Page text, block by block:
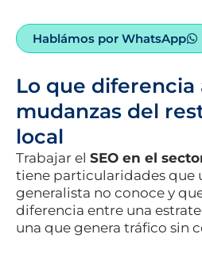
Hablámos por WhatsApp
Lo que diferencia
mudanzas del
local
Trabajar el SEO en el
tiene particularidades que
generalista no conoce y
diferencia entre una
una que genera tráfico sin